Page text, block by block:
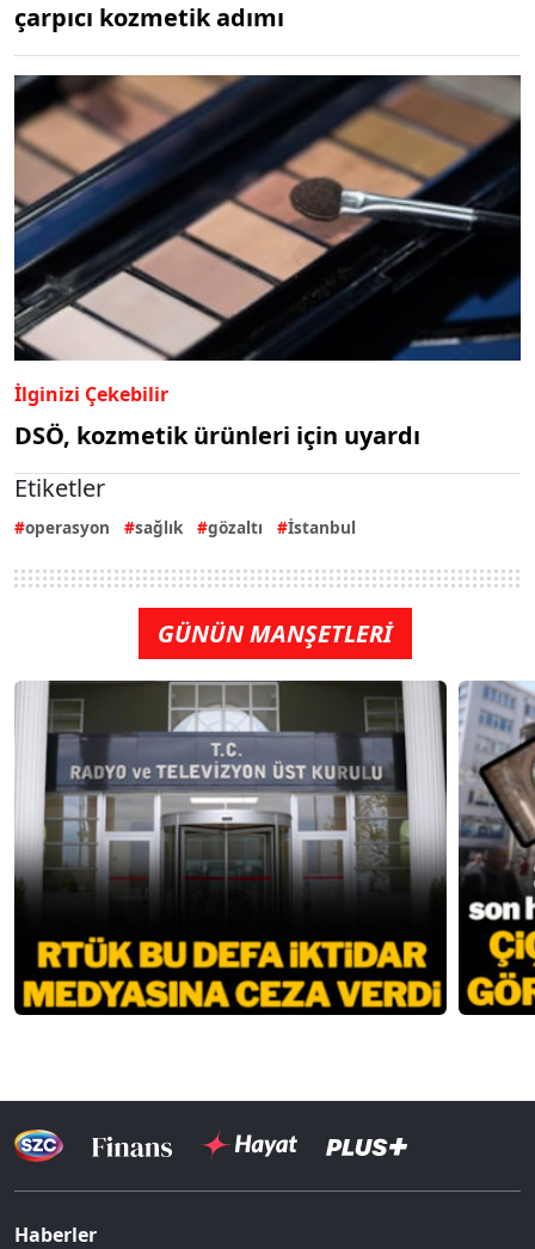
çarpıcı kozmetik adımı
İlginizi Çekebilir
DSÖ, kozmetik ürünleri için uyardı
Etiketler
operasyon sağlık gözaltı İstanbul
GÜNÜN MANŞETLERİ
Haberler